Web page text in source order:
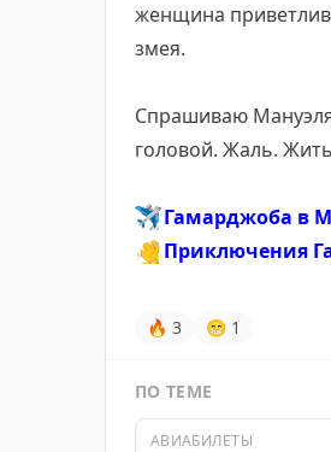
женщина
змея.
Спрашиваю
головой. Жаль.
✈️ Гамарджоба в
👋 Приключения
🔥 3 😁 1
ПО ТЕМЕ
АВИАБИЛЕТЫ